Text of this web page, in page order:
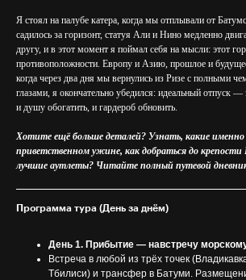
Я стоял на палубе катера, когда мы отплывали от
садилось за горизонт, статуя Али и Нино медленно
другу, и в этот момент я поймал себя на мысли: этот
противоположности. Европу и Азию, прошлое и
когда через два дня мы вернулись из Ризе с полными
глазами, я окончательно убедился: идеальный отпуск —
и душу обогатить, и гардероб обновить.
Хотите ещё больше деталей? Узнать, какие
приветственном ужине, как добраться до крепости
лучшие аутлеты? Читайте полный путевой дневник
Программа тура (День за днём)
День 1. Прибытие — навстречу
Встреча в любой из трёх точек
Тбилиси) и трансфер в Батуми.